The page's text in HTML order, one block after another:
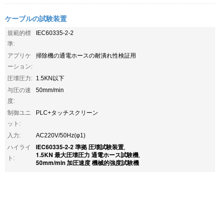
ケーブルの試験装置
規範的標
準:
IEC60335-2-2
アプリケ
ーション:
掃除機の通電ホースの耐潰れ性検証用
圧壊圧力: 1.5KN以下
与圧の速
度:
50mm/min
制御ユニ
ット:
PLC+タッチスクリーン
入力:
AC220V/50Hz(φ1)
ハイライ
ト:
IEC60335-2-2 準拠 圧壊試験装置,
1.5KN 最大圧壊圧力 通電ホース試験機,
50mm/min 加圧速度 機械的強度試験機